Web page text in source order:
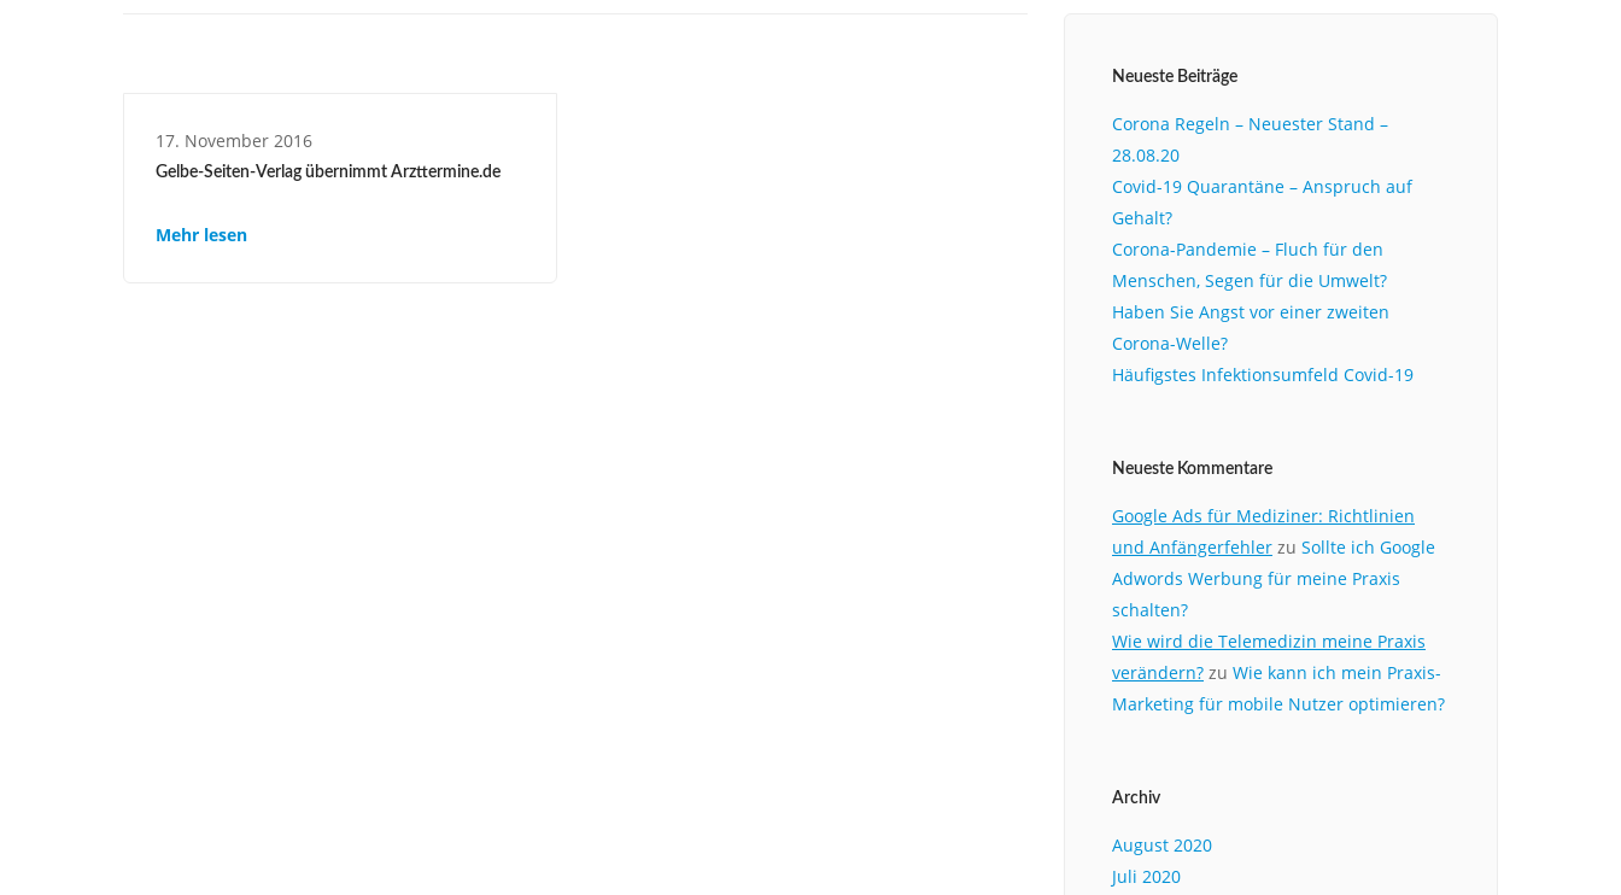
17. November 2016
Gelbe-Seiten-Verlag übernimmt Arzttermine.de
Mehr lesen
Neueste Beiträge
Corona Regeln – Neuester Stand –
28.08.20
Covid-19 Quarantäne – Anspruch auf
Gehalt?
Corona-Pandemie – Fluch für den
Menschen, Segen für die Umwelt?
Haben Sie Angst vor einer zweiten
Corona-Welle?
Häufigstes Infektionsumfeld Covid-19
Neueste Kommentare
Google Ads für Mediziner: Richtlinien
und Anfängerfehler zu Sollte ich Google
Adwords Werbung für meine Praxis
schalten?
Wie wird die Telemedizin meine Praxis
verändern? zu Wie kann ich mein Praxis-
Marketing für mobile Nutzer optimieren?
Archiv
August 2020
Juli 2020